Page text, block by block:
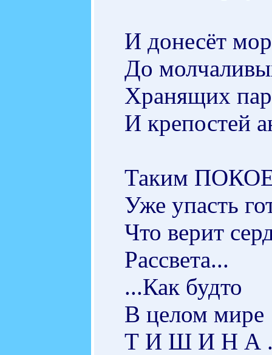
И донесёт
До
Хранящих
И крепостей
Таким
Уже упасть
Что верит
Рассвета...
...Как будто
В целом мире
Т И Ш И Н А